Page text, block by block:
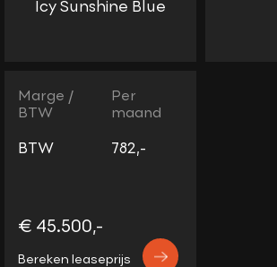
Icy Sunshine Blue
Marge /
BTW
BTW
Per
maand
782,-
€ 45.500,-
Bereken leaseprijs